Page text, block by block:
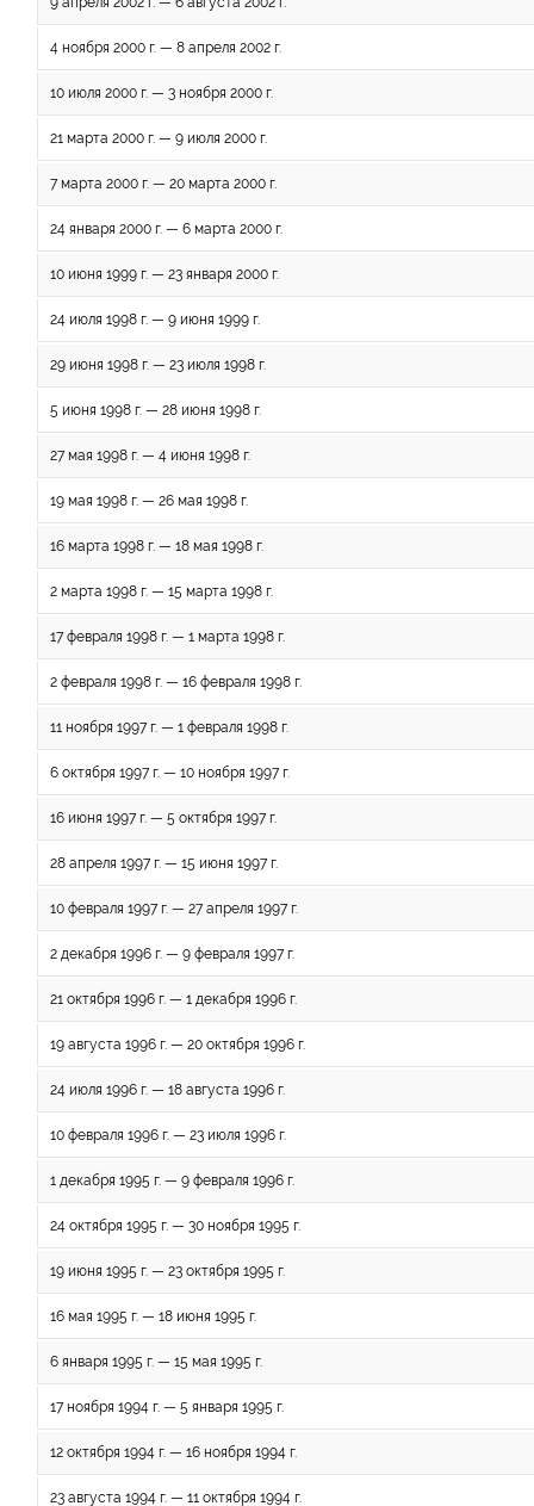
4 ноября 2000 г. — 8 апреля 2002 г.
10 июля 2000 г. — 3 ноября 2000 г.
21 марта 2000 г. — 9 июля 2000 г.
7 марта 2000 г. — 20 марта 2000 г.
24 января 2000 г. — 6 марта 2000 г.
10 июня 1999 г. — 23 января 2000 г.
24 июля 1998 г. — 9 июня 1999 г.
29 июня 1998 г. — 23 июля 1998 г.
5 июня 1998 г. — 28 июня 1998 г.
27 мая 1998 г. — 4 июня 1998 г.
19 мая 1998 г. — 26 мая 1998 г.
16 марта 1998 г. — 18 мая 1998 г.
2 марта 1998 г. — 15 марта 1998 г.
17 февраля 1998 г. — 1 марта 1998 г.
2 февраля 1998 г. — 16 февраля 1998 г.
11 ноября 1997 г. — 1 февраля 1998 г.
6 октября 1997 г. — 10 ноября 1997 г.
16 июня 1997 г. — 5 октября 1997 г.
28 апреля 1997 г. — 15 июня 1997 г.
10 февраля 1997 г. — 27 апреля 1997 г.
2 декабря 1996 г. — 9 февраля 1997 г.
21 октября 1996 г. — 1 декабря 1996 г.
19 августа 1996 г. — 20 октября 1996 г.
24 июля 1996 г. — 18 августа 1996 г.
10 февраля 1996 г. — 23 июля 1996 г.
1 декабря 1995 г. — 9 февраля 1996 г.
24 октября 1995 г. — 30 ноября 1995 г.
19 июня 1995 г. — 23 октября 1995 г.
16 мая 1995 г. — 18 июня 1995 г.
6 января 1995 г. — 15 мая 1995 г.
17 ноября 1994 г. — 5 января 1995 г.
12 октября 1994 г. — 16 ноября 1994 г.
23 августа 1994 г. — 11 октября 1994 г.